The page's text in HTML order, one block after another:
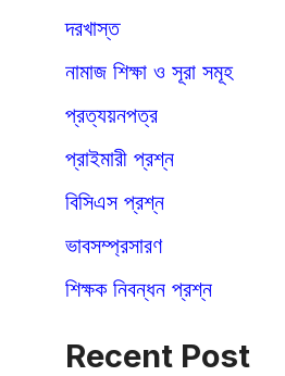
দরখাস্ত
নামাজ শিক্ষা ও সূরা সমূহ
প্রত্যয়নপত্র
প্রাইমারী প্রশ্ন
বিসিএস প্রশ্ন
ভাবসম্প্রসারণ
শিক্ষক নিবন্ধন প্রশ্ন
Recent Post